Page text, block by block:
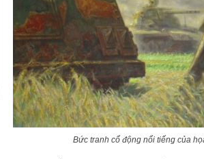
Bức tranh cổ động nổi tiếng của